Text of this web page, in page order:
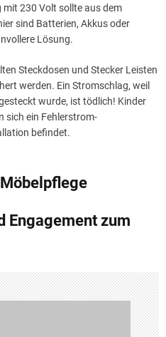
mit 230 Volt sollte aus dem
sind Batterien, Akkus oder
Lösung.
Steckdosen und Stecker Leisten
werden. Ein Stromschlag, weil
wurde, ist tödlich! Kinder
sich ein Fehlerstrom-
befindet.
Engagement zum